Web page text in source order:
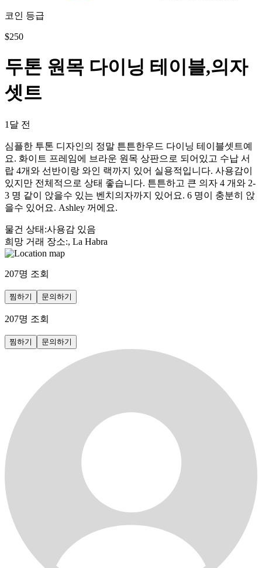
코인 등급
$250
두톤 원목 다이닝 테이블,의자
셋트
1달 전
심플한 투톤 디자인의 정말 튼튼한우드 다이닝 테이블셋트예
요. 화이트 프레임에 브라운 원목 상판으로 되어있고 수납 서
랍 4개와 선반이랑 와인 랙까지 있어 실용적입니다. 사용감이
있지만 전체적으로 상태 좋습니다. 튼튼하고 큰 의자 4 개와 2-
3 명 같이 앉을수 있는 벤치의자까지 있어요. 6 명이 충분히 앉
을수 있어요. Ashley 꺼에요.
물건 상태 :사용감 있음
희망 거래 장소:, La Habra
207명 조회
찜하기 문의하기
207명 조회
찜하기 문의하기